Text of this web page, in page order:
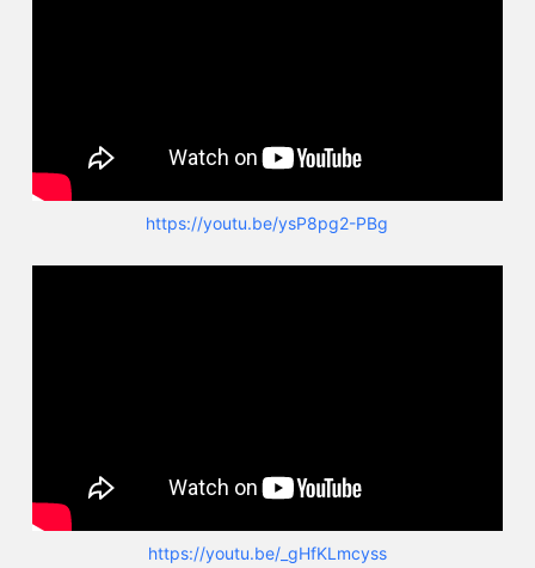
https://youtu.be/ysP8pg2-PBg
https://youtu.be/_gHfKLmcyss